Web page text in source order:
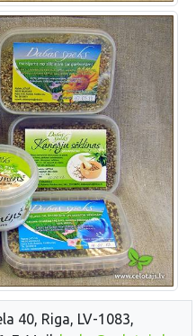
40, Riga, LV-1083,